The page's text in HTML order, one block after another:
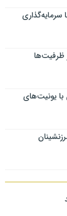
ظرفیت‌ها
با یونیت‌های